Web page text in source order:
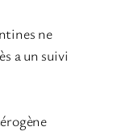
ne
a un suivi